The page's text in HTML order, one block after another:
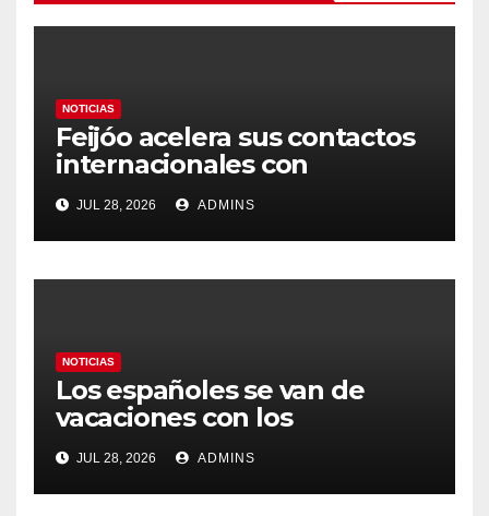
NOTICIAS
Feijóo acelera sus contactos
internacionales con
Latinoamérica como socio
prioritario en su agenda de
gobierno
JUL 28, 2026 ADMINS
NOTICIAS
Los españoles se van de
vacaciones con los
carburantes hasta un 21%
más caros que el año pasado
y los hoteles disparados
JUL 28, 2026 ADMINS